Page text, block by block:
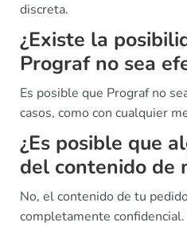
discreta.
¿Existe la
Prograf no sea
Es posible que Prograf no
casos, como con cualquier
¿Es posible que
del contenido de
No, el contenido de tu
completamente